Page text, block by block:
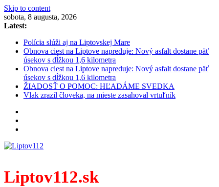
Skip to content
sobota, 8 augusta, 2026
Latest:
Polícia slúži aj na Liptovskej Mare
Obnova ciest na Liptove napreduje: Nový asfalt dostane päť
úsekov s dĺžkou 1,6 kilometra
Obnova ciest na Liptove napreduje: Nový asfalt dostane päť
úsekov s dĺžkou 1,6 kilometra
ŽIADOSŤ O POMOC: HĽADÁME SVEDKA
Vlak zrazil človeka, na mieste zasahoval vrtuľník
Liptov112.sk